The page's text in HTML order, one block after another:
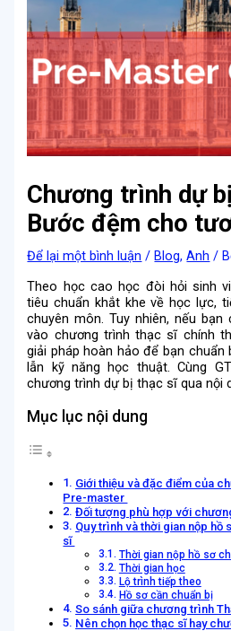
Chương trình dự
Bước đệm cho
Để lại một bình luận /Blog,Anh /
Theo học cao học đòi hỏi sinh
tiêu chuẩn khắt khe về học lực,
chuyên môn. Tuy nhiên, nếu
vào chương trình thạc sĩ chính
giải pháp hoàn hảo để bạn
lẫn kỹ năng học thuật. Cùng
chương trình dự bị thạc sĩ qua nội
Mục lục nội dung
Giới thiệu và đặc điểm của
Pre-master
Đối tượng phù hợp với
Quy trình và thời gian nộp
sĩ
Thời gian nộp hồ sơ
Thời gian học
Lộ trình tiếp theo
Hồ sơ cần chuẩn bị
So sánh giữa chương trình
Nên chọn học thạc sĩ hay